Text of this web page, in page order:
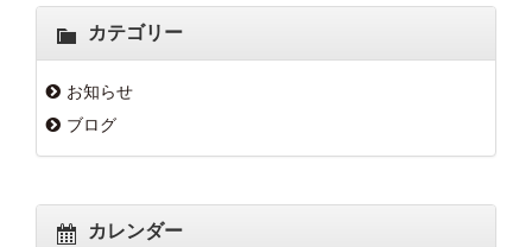
カテゴリー
お知らせ
ブログ
カレンダー